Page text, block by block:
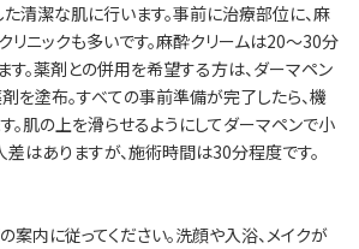
た清潔な肌に行います。事前に治療部位に、麻
リニックも多いです。麻酔クリームは20～30分
す。薬剤との併用を希望する方は、ダーマペン
を塗布。すべての事前準備が完了したら、機
。肌の上を滑らせるようにしてダーマペンで小
差はありますが、施術時間は30分程度です。
案内に従ってください。洗顔や入浴、メイクが